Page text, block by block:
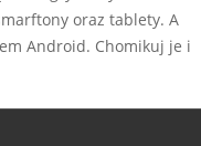
oraz tablety. A
Android. Chomikuj je i